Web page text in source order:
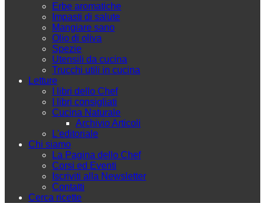
Erbe aromatiche
Impasti di salute
Mangiare sano
Olio di oliva
Spezie
Utensili da cucina
Trucchi utili in cucina
Letture
I libri dello Chef
I libri consigliati
Cucina Naturale
Archivio Articoli
L'editoriale
Chi siamo
La Pagina dello Chef
Corsi ed Eventi
Iscriviti alla Newsletter
Contatti
Cerca ricette